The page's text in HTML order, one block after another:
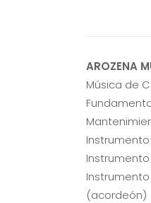
AROZENA
Música de
(acordeón)